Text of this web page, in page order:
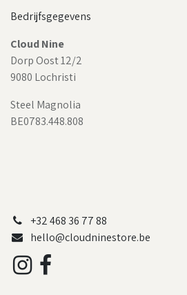
Bedrijfsgegevens
Cloud Nine
Dorp Oost 12/2
9080 Lochristi
Steel Magnolia
BE0783.448.808
+32 468 36 77 88
hello@cloudninestore.be